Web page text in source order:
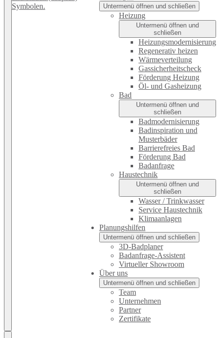
Untermenü öffnen und schließen
Heizung
Untermenü öffnen und
schließen
Heizungsmodernisierung
Regenerativ heizen
Wärmeverteilung
Gassicherheitscheck
Förderung Heizung
Öl- und Gasheizung
Bad
Untermenü öffnen und
schließen
Badmodernisierung
Badinspiration und
Musterbäder
Barrierefreies Bad
Förderung Bad
Badanfrage
Haustechnik
Untermenü öffnen und
schließen
Wasser / Trinkwasser
Service Haustechnik
Klimaanlagen
Planungshilfen
Untermenü öffnen und schließen
3D-Badplaner
Badanfrage-Assistent
Virtueller Showroom
Über uns
Untermenü öffnen und schließen
Team
Unternehmen
Partner
Zertifikate